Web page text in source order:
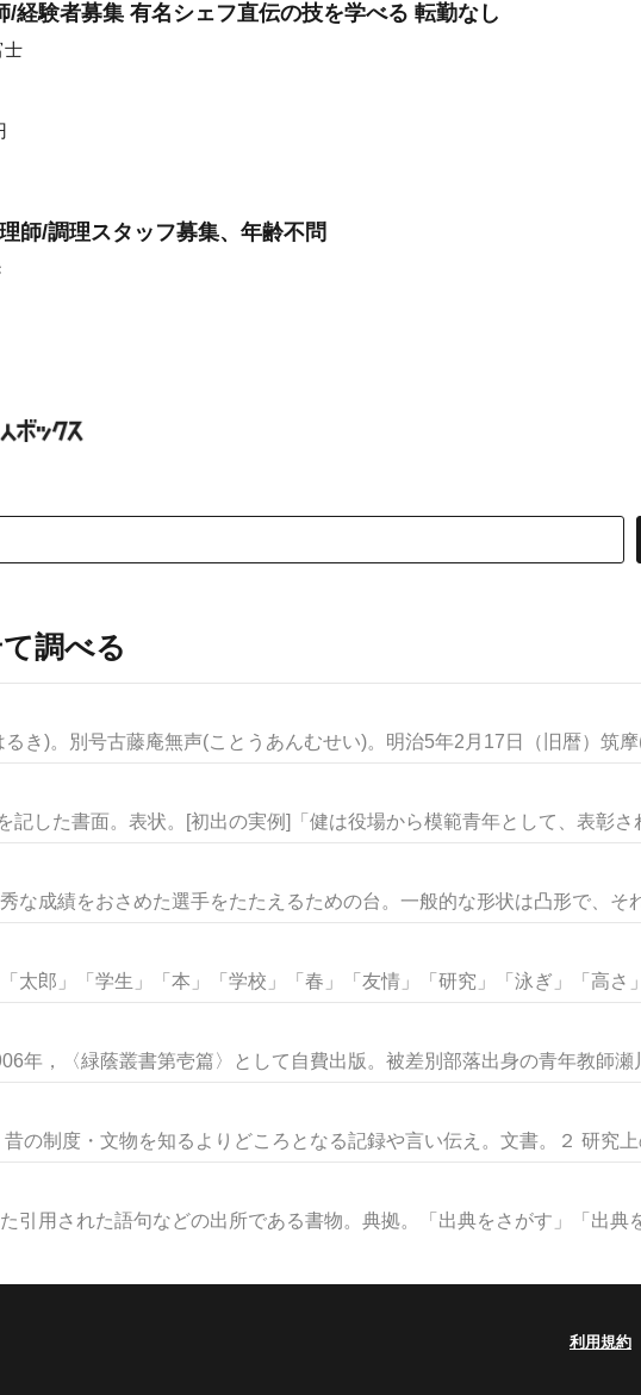
/経験者募集 有名シェフ直伝の技を学べる 転勤なし
士
師/調理スタッフ募集、年齢不問
調べる
き)。別号古藤庵無声(ことうあんむせい)。明治5年2月17日（旧暦）筑摩
記した書面。表状。[初出の実例]「健は役場から模範青年として、表彰さ
な成績をおさめた選手をたたえるための台。一般的な形状は凸形で、そ
太郎」「学生」「本」「学校」「春」「友情」「研究」「泳ぎ」「高さ
年，〈緑蔭叢書第壱篇〉として自費出版。被差別部落出身の青年教師瀬
昔の制度・文物を知るよりどころとなる記録や言い伝え。文書。２ 研究
引用された語句などの出所である書物。典拠。「出典をさがす」「出典
利用規約